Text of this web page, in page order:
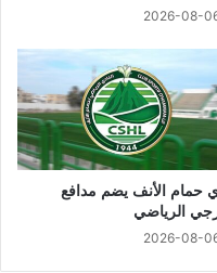
2026-08-
حمام الأنف يضم مدافع
الرياضي
2026-08-